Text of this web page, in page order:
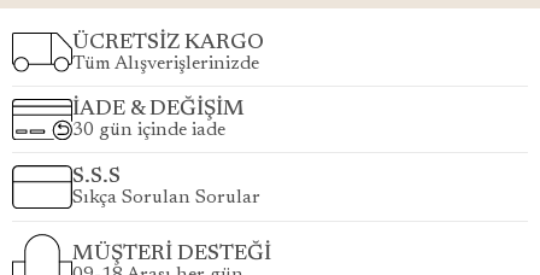
ÜCRETSİZ KARGO
Tüm Alışverişlerinizde
İADE & DEĞİŞİM
30 gün içinde iade
S.S.S
Sıkça Sorulan Sorular
MÜŞTERİ DESTEĞİ